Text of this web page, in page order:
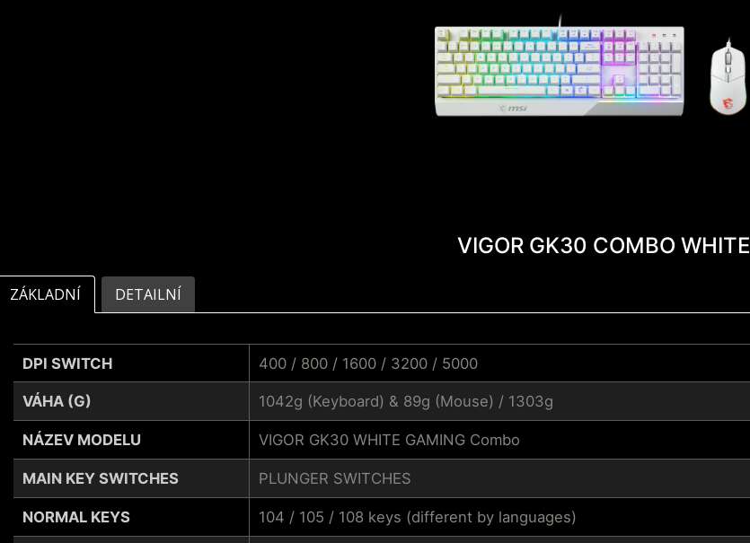
VIGOR GK30 COMBO WHITE
ZÁKLADNÍ DETAILNÍ
DPI SWITCH
VÁHA (G)
NÁZEV MODELU
MAIN KEY SWITCHES
NORMAL KEYS
400 / 800 / 1600 / 3200 / 5000
1042g (Keyboard) & 89g (Mouse) / 1303g
VIGOR GK30 WHITE GAMING Combo
PLUNGER SWITCHES
104 / 105 / 108 keys (different by languages)